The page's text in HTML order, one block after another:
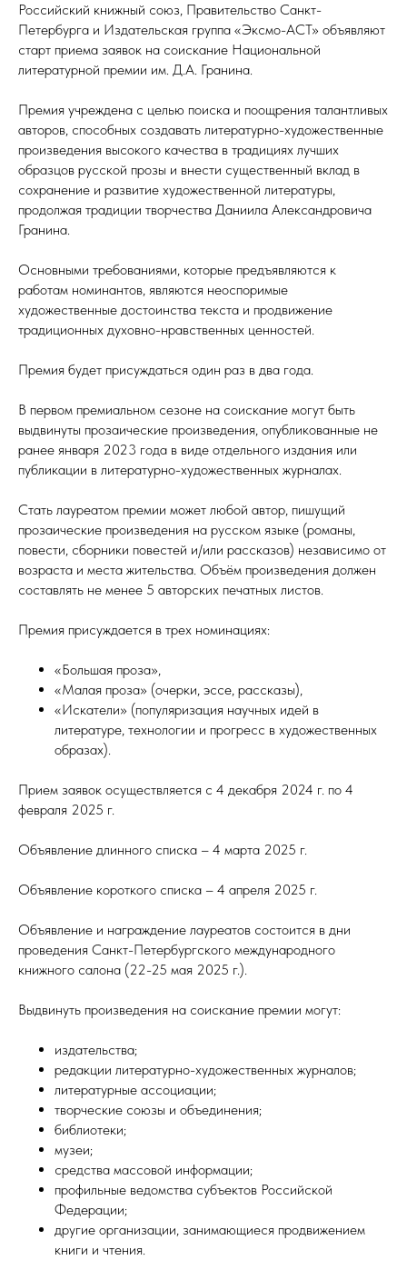
Российский книжный союз, Правительство Санкт-
Петербурга и Издательская группа «Эксмо-АСТ» объявляют
старт приема заявок на соискание Национальной
литературной премии им. Д.А. Гранина.
Премия учреждена с целью поиска и поощрения талантливых
авторов, способных создавать литературно-художественные
произведения высокого качества в традициях лучших
образцов русской прозы и внести существенный вклад в
сохранение и развитие художественной литературы,
продолжая традиции творчества Даниила Александровича
Гранина.
Основными требованиями, которые предъявляются к
работам номинантов, являются неоспоримые
художественные достоинства текста и продвижение
традиционных духовно-нравственных ценностей.
Премия будет присуждаться один раз в два года.
В первом премиальном сезоне на соискание могут быть
выдвинуты прозаические произведения, опубликованные не
ранее января 2023 года в виде отдельного издания или
публикации в литературно-художественных журналах.
Стать лауреатом премии может любой автор, пишущий
прозаические произведения на русском языке (романы,
повести, сборники повестей и/или рассказов) независимо от
возраста и места жительства. Объём произведения должен
составлять не менее 5 авторских печатных листов.
Премия присуждается в трех номинациях:
«Большая проза»,
«Малая проза» (очерки, эссе, рассказы),
«Искатели» (популяризация научных идей в
литературе, технологии и прогресс в художественных
образах).
Прием заявок осуществляется с 4 декабря 2024 г. по 4
февраля 2025 г.
Объявление длинного списка – 4 марта 2025 г.
Объявление короткого списка – 4 апреля 2025 г.
Объявление и награждение лауреатов состоится в дни
проведения Санкт-Петербургского международного
книжного салона (22-25 мая 2025 г.).
Выдвинуть произведения на соискание премии могут:
издательства;
редакции литературно-художественных журналов;
литературные ассоциации;
творческие союзы и объединения;
библиотеки;
музеи;
средства массовой информации;
профильные ведомства субъектов Российской
Федерации;
другие организации, занимающиеся продвижением
книги и чтения.